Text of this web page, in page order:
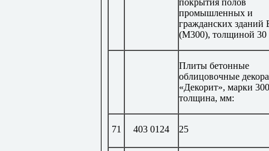
промышленных и
гражданских зданий
(М300), толщиной
Плиты бетонные
облицовочные
«Декорит», марки
толщина, мм:
71 403 0124 25